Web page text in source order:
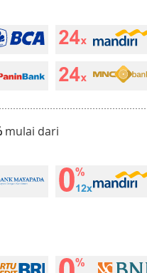
mulai dari